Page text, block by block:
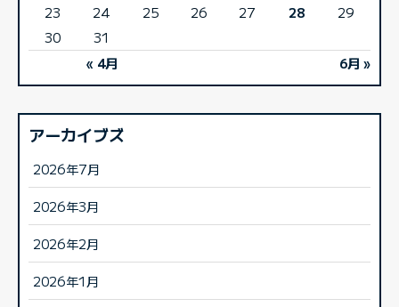
« 4月 6月 »
23
24 25 26 27 28
29
30
31
アーカイブズ
2026年7月
2026年3月
2026年2月
2026年1月